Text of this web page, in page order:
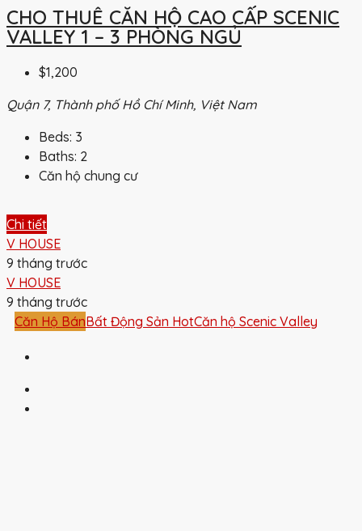
CHO THUÊ CĂN HỘ CAO CẤP SCENIC
VALLEY 1 – 3 PHÒNG NGỦ
$1,200
Quận 7, Thành phố Hồ Chí Minh, Việt Nam
Beds: 3
Baths: 2
Căn hộ chung cư
Chi tiết
V HOUSE
9 tháng trước
V HOUSE
9 tháng trước
Căn Hộ BánBất Động Sản HotCăn hộ Scenic Valley